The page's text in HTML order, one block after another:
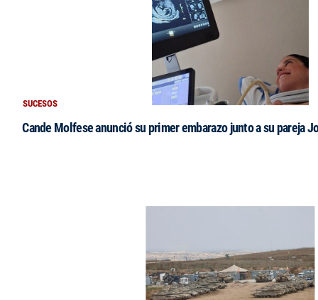
SUCESOS
Cande Molfese anunció su primer embarazo junto a su pareja